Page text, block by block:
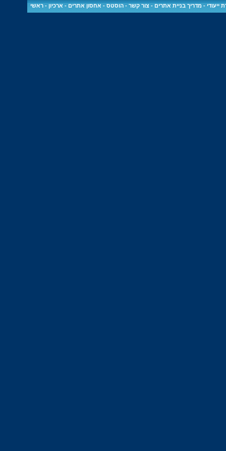
ייעודי -מדריך בניית אתרים -צור קשר -הוסטס - אחסון אתרים - ארכיון -ראשי